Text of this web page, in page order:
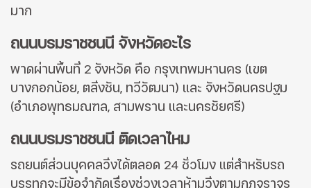
มาก
ถนนบรมราชชนนี จังหวัดอะไร
พาดผ่านพื้นที่ 2 จังหวัด คือ กรุงเทพมหานคร (เขต
บางกอกน้อย, ตลิ่งชัน, ทวีวัฒนา) และ จังหวัดนครปฐม
(อำเภอพุทธมณฑล, สามพราน และนครชัยศรี)
ถนนบรมราชชนนี ติดเวลาไหม
รถยนต์ส่วนบุคคลวิ่งได้ตลอด 24 ชั่วโมง แต่สำหรับรถ
บรรทุกจะมีข้อจำกัดเรื่องช่วงเวลาห้ามวิ่งตามกฎจราจร